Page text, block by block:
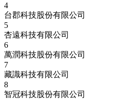
4
台郡科技股份有限公司
5
杏遠科技有限公司
6
萬潤科技股份有限公司
7
藏識科技有限公司
8
智冠科技股份有限公司